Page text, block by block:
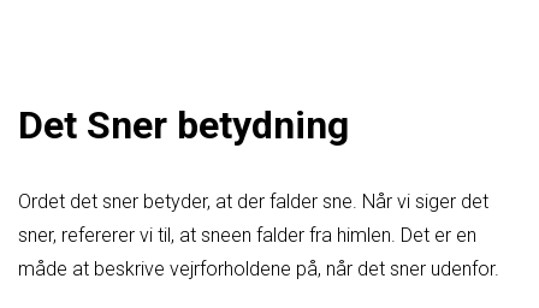
Det Sner betydning
Ordet det sner betyder, at der falder sne. Når vi siger det
sner, refererer vi til, at sneen falder fra himlen. Det er en
måde at beskrive vejrforholdene på, når det sner udenfor.